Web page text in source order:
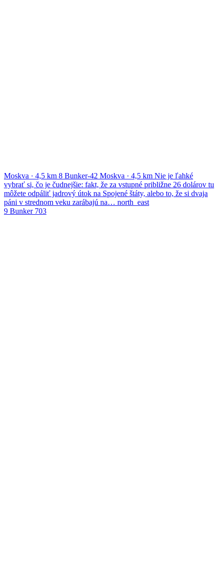
Moskva · 4,5 km 8 Bunker-42 Moskva · 4,5 km Nie je ľahké
vybrať si, čo je čudnejšie: fakt, že za vstupné približne 26 dolárov tu
môžete odpáliť jadrový útok na Spojené štáty, alebo to, že si dvaja
páni v strednom veku zarábajú na… north_east
9 Bunker 703